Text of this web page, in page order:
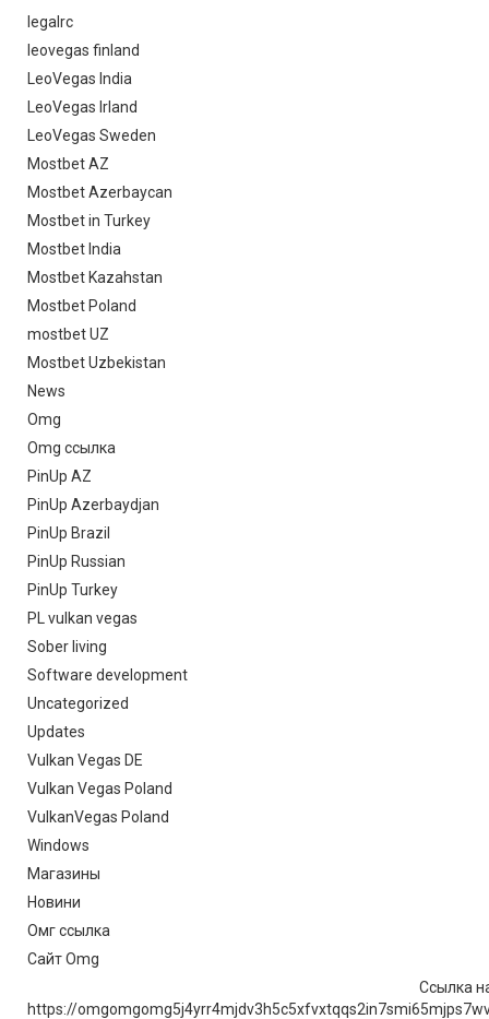
legalrc
leovegas finland
LeoVegas India
LeoVegas Irland
LeoVegas Sweden
Mostbet AZ
Mostbet Azerbaycan
Mostbet in Turkey
Mostbet India
Mostbet Kazahstan
Mostbet Poland
mostbet UZ
Mostbet Uzbekistan
News
Omg
Omg ссылка
PinUp AZ
PinUp Azerbaydjan
PinUp Brazil
PinUp Russian
PinUp Turkey
PL vulkan vegas
Sober living
Software development
Uncategorized
Updates
Vulkan Vegas DE
Vulkan Vegas Poland
VulkanVegas Poland
Windows
Магазины
Новини
Омг ссылка
Сайт Omg
Ссылка
https://